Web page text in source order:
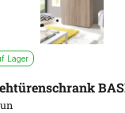
Lager